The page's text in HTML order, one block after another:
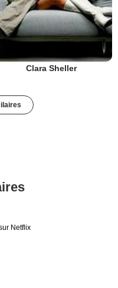
Clara Sheller
Netflix